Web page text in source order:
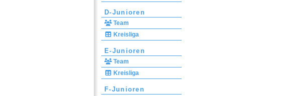
D-Junioren
Team
Kreisliga
E-Junioren
Team
Kreisliga
F-Junioren